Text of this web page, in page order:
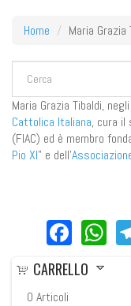
Home Maria Grazia
FORM DI RICERCA
Maria Grazia Tibaldi,
Cattolica Italiana, cura il
(FIAC) ed è membro
Pio XI" e dell'
CARRELLO
0 Articoli